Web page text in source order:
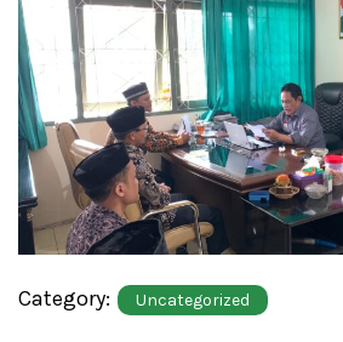
Category: Uncategorized